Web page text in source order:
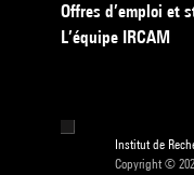
Offres d’emploi et
L’équipe IRCAM
Institut de
Copyright ©